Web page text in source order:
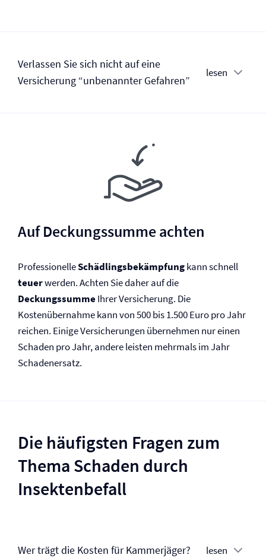
Verlassen Sie sich nicht auf eine
Versicherung “unbenannter Gefahren”
lesen
Auf Deckungssumme achten
ProfessionelleSchädlingsbekämpfungkann schnell
teuerwerden. Achten Sie daher auf die
DeckungssummeIhrer Versicherung. Die
Kostenübernahme kann von 500 bis 1.500 Euro pro Jahr
reichen. Einige Versicherungen übernehmen nur einen
Schaden pro Jahr, andere leisten mehrmals im Jahr
Schadenersatz.
Die häufigsten Fragen zum
Thema Schaden durch
Insektenbefall
Wer trägt die Kosten für Kammerjäger? lesen